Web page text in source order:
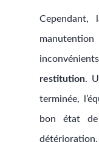
Cependant,
manutention
restitution.
terminée,
bon état